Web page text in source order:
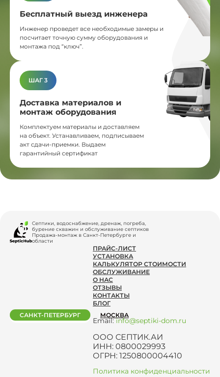
Бесплатный выезд инженера
Инженер проведет все необходимые замеры и
посчитает точную сумму оборудования и
монтажа под “ключ”.
ШАГ 3
Доставка материалов и
монтаж оборудования
Комплектуем материалы и доставляем
на объект. Устанавливаем, подписываем
акт сдачи-приемки. Выдаем
гарантийный сертификат
Септики, водоснабжение, дренаж, погреба,
бурение скважин и обслуживание септиков
Продажа-монтаж в Санкт-Петербурге и
области
ПРАЙС-ЛИСТ
УСТАНОВКА
КАЛЬКУЛЯТОР СТОИМОСТИ
ОБСЛУЖИВАНИЕ
О НАС
ОТЗЫВЫ
КОНТАКТЫ
БЛОГ
Email:info@septiki-dom.ru
ООО СЕПТИК.АИ
ИНН: 0800029993
ОГРН: 1250800004410
Политика конфиденциальности
САНКТ-ПЕТЕРБУРГ МОСКВА